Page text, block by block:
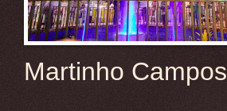
Martinho Campos